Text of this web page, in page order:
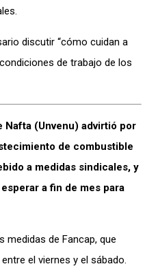
discutir “cómo cuidan a
de trabajo de los
Nafta (Unvenu) advirtió por
de combustible
a medidas sindicales, y
a fin de mes para
medidas de Fancap, que
el viernes y el sábado.